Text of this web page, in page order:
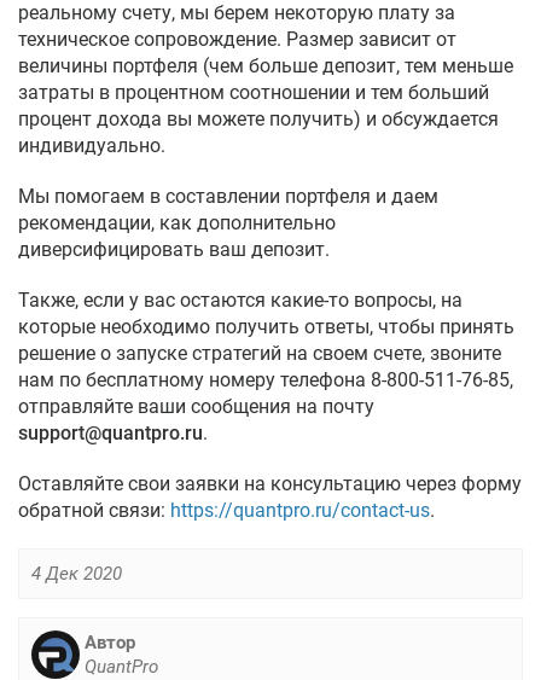
реальному счету, мы берем некоторую плату за
техническое сопровождение. Размер зависит от
величины портфеля (чем больше депозит, тем меньше
затраты в процентном соотношении и тем больший
процент дохода вы можете получить) и обсуждается
индивидуально.
Мы помогаем в составлении портфеля и даем
рекомендации, как дополнительно
диверсифицировать ваш депозит.
Также, если у вас остаются какие-то вопросы, на
которые необходимо получить ответы, чтобы принять
решение о запуске стратегий на своем счете, звоните
нам по бесплатному номеру телефона 8-800-511-76-85,
отправляйте ваши сообщения на почту
support@quantpro.ru.
Оставляйте свои заявки на консультацию через форму
обратной связи: https://quantpro.ru/contact-us.
4 Дек 2020
Автор
QuantPro